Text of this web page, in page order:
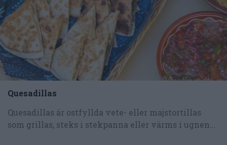
Quesadillas
Quesadillas är ostfyllda vete- eller majstortillas
som grillas, steks i stekpanna eller värms i ugnen...